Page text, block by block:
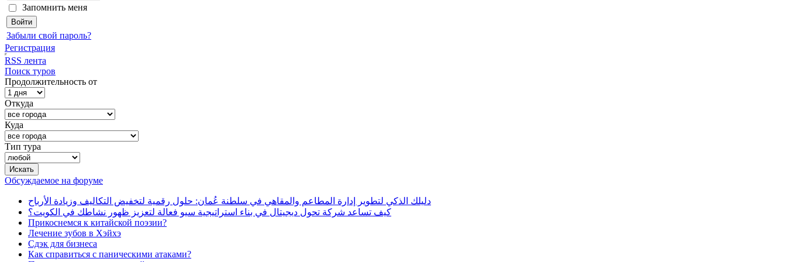
Запомнить меня
Забыли свой пароль?
Регистрация
RSS лента
Поиск туров
Продолжительность от
Откуда
Куда
Тип тура
Обсуждаемое на форуме
دليلك الذكي لتطوير إدارة المطاعم والمقاهي في سلطنة عُمان: حلول رقمية لتخفيض التكاليف وزيادة الأرباح
كيف تساعد شركة تحول ديجيتال في بناء استراتيجية سيو فعالة لتعزيز ظهور نشاطك في الكويت؟
Прикоснемся к китайской поэзии?
Лечение зубов в Хэйхэ
Сдэк для бизнеса
Как справиться с паническими атаками?